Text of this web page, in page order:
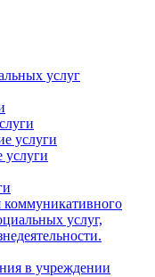
услуг
услуги
услуги
услуг,
в учреждении